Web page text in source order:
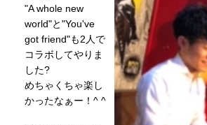
"A whole new
world"と"You've
got friend"も2人で
コラボしてやりま
した?
めちゃくちゃ楽し
かったなぁー！^ ^